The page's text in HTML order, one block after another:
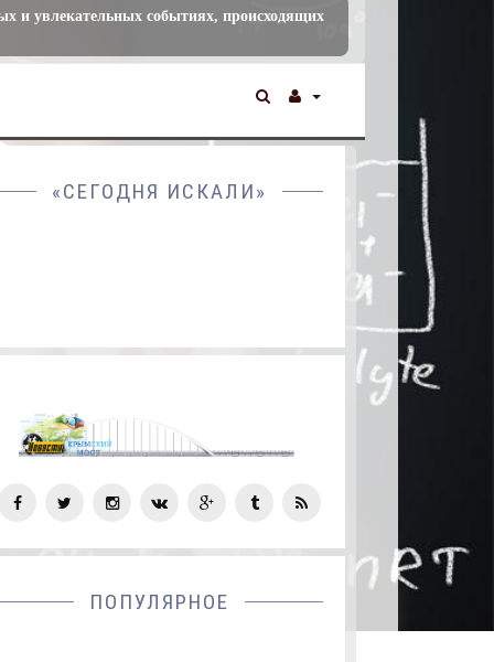
и увлекательных событиях, происходящих
«СЕГОДНЯ ИСКАЛИ»
СОЦ
ПОПУЛЯРНОЕ